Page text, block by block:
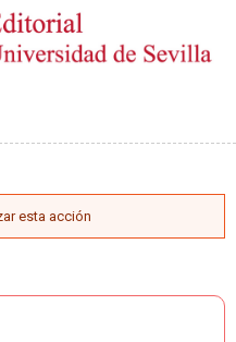
esta acción